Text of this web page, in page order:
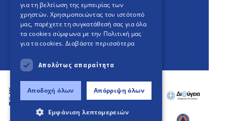
English Version
An project
για τη βελτίωση της εμπειρίας των
χρηστών. Χρησιμοποιώντας τον ιστότοπό
μας, παρέχετε τη συγκατάθεσή σας για όλα
τα cookies σύμφωνα με την Πολιτική μας
για τα cookies. Διαβάστε περισσότερα
Απολύτως απαραίτητα
Αποδοχή όλων Απόρριψη όλων
Εμφάνιση λεπτομερειών